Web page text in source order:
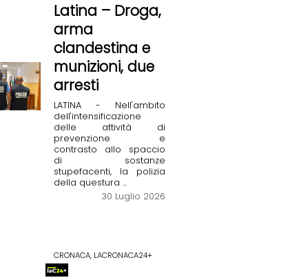
Latina – Droga,
arma
clandestina e
munizioni, due
arresti
LATINA - Nell'ambito
dell'intensificazione
delle attività di
prevenzione e
contrasto allo spaccio
di sostanze
stupefacenti, la polizia
della questura ...
30 Luglio 2026
CRONACA, LACRONACA24+